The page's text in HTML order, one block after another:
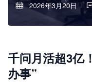
2026年3月20日
千问月活超3亿
办事”